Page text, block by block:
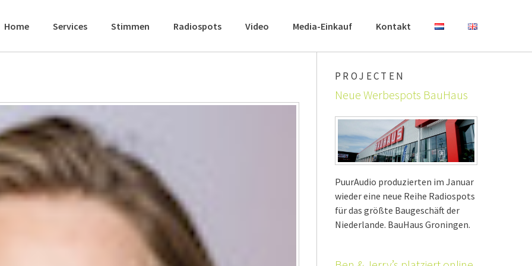
Home Services Stimmen Radiospots Video Media-Einkauf Kontakt
PROJECTEN
Neue Werbespots BauHaus
PuurAudio produzierten im Januar
wieder eine neue Reihe Radiospots
für das größte Baugeschäft der
Niederlande. BauHaus Groningen.